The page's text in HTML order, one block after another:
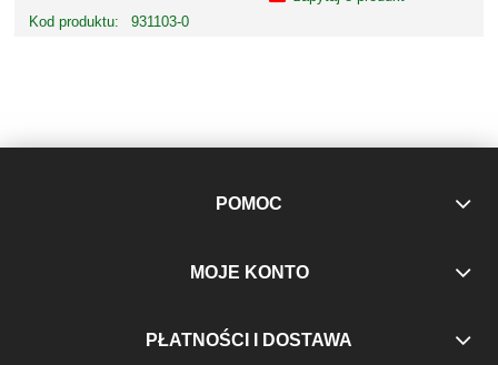
Kod produktu:
931103-0
POMOC
MOJE KONTO
PŁATNOŚCI I DOSTAWA